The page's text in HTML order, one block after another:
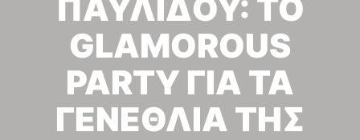
ΠΑΥΛΙΔΟΥ: ΤΟ
GLAMOROUS
PARTY ΓΙΑ ΤΑ
ΓΕΝΕΘΛΙΑ ΤΗΣ